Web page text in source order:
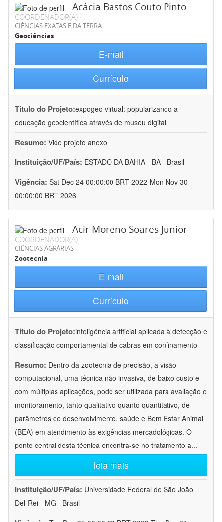
Acácia Bastos Couto Pinto
COORDENADOR(A)
CIÊNCIAS EXATAS E DA TERRA
Geociências
E-mail
Currículo
Título do Projeto:expogeo virtual: popularizando a
educação geocientífica através de museu digital
Resumo: Vide projeto anexo
Instituição/UF/País: ESTADO DA BAHIA - BA - Brasil
Vigência: Sat Dec 24 00:00:00 BRT 2022-Mon Nov 30
00:00:00 BRT 2026
Acir Moreno Soares Junior
COORDENADOR(A)
CIÊNCIAS AGRÁRIAS
Zootecnia
E-mail
Currículo
Título do Projeto:inteligência artificial aplicada à detecção e
classificação comportamental de cabras em confinamento
Resumo: Dentro da zootecnia de precisão, a visão
computacional, uma técnica não invasiva, de baixo custo e
com múltiplas aplicações, pode ser utilizada para avaliação e
monitoramento, tanto qualitativo quanto quantitativo, de
parâmetros de desenvolvimento, saúde e Bem Estar Animal
(BEA) em atendimento às exigências mercadológicas. O
ponto central desta técnica encontra-se no tratamento a...
leia mais
Instituição/UF/País: Universidade Federal de São João
Del-Rei - MG - Brasil